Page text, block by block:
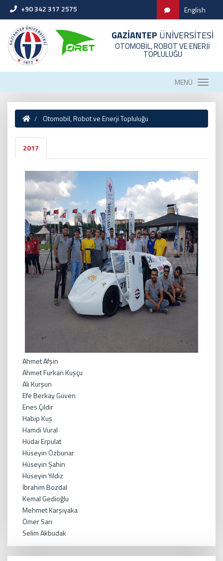
+90 342 317 2575 English
GAZİANTEP ÜNİVERSİTESİ
OTOMOBİL, ROBOT VE ENERJİ
TOPLULUĞU
MENÜ
Otomobil, Robot ve Enerji Topluluğu
2017
Ahmet Afşin
Ahmet Furkan Kuşçu
Ali Kurşun
Efe Berkay Güven
Enes Çıldır
Habip Kuş
Hamdi Vural
Hüdai Erpulat
Hüseyin Özbunar
Hüseyin Şahin
Hüseyin Yıldız
İbrahim Bozdal
Kemal Gedioğlu
Mehmet Karşıyaka
Ömer Sarı
Selim Akbudak